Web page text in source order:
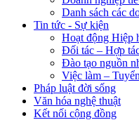
Danh sách các
Tin tức - Sự kiện
Hoạt động Hiệp
Đối tác – Hợp
Đào tạo nguồn
Việc làm –
Pháp luật đời sống
Văn hóa nghệ thuật
Kết nối cộng đồng